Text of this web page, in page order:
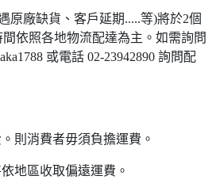
原廠缺貨、客戶延期.....等)將於2個
依照各地物流配達為主。如需詢問
或電話 02-23942890 詢問配
則消費者毋須負擔運費。
地區收取偏遠運費。